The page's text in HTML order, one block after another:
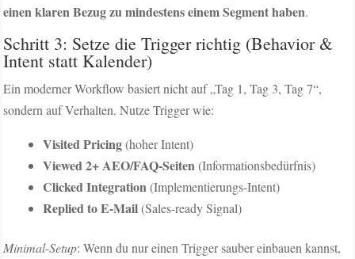
einen klaren Bezug zu mindestens einem Segment haben.
Schritt 3: Setze die Trigger richtig (Behavior &
Intent statt Kalender)
Ein moderner Workflow basiert nicht auf „Tag 1, Tag 3, Tag 7“,
sondern auf Verhalten. Nutze Trigger wie:
Visited Pricing(hoher Intent)
Viewed 2+ AEO/FAQ-Seiten(Informationsbedürfnis)
Clicked Integration(Implementierungs-Intent)
Replied to E-Mail(Sales-ready Signal)
Minimal-Setup: Wenn du nur einen Trigger sauber einbauen kannst,